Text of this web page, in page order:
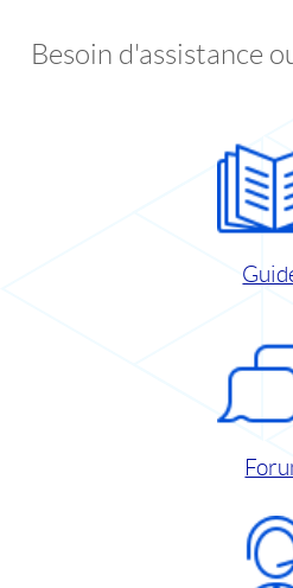
Besoin d'assistance